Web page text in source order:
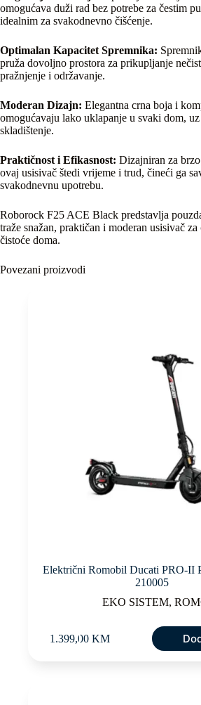
omogućava duži rad bez potrebe za čestim
idealnim za svakodnevno čišćenje.
Optimalan Kapacitet Spremnika:
pruža dovoljno prostora za prikupljanje
pražnjenje i održavanje.
Moderan Dizajn: Elegantna crna boja i
omogućavaju lako uklapanje u svaki dom,
skladištenje.
Praktičnost i Efikasnost: Dizajniran za
ovaj usisivač štedi vrijeme i trud, čineći ga
svakodnevnu upotrebu.
Roborock F25 ACE Black predstavlja
traže snažan, praktičan i moderan usisivač
čistoće doma.
Povezani proizvodi
Električni Romobil Ducati PRO-II
210005
EKO SISTEM,
1.399,00 KM